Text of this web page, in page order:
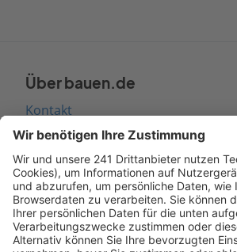
Über bauen.de
Kontakt
Seitenaufbau
Barrierefreiheit
Cookie Einstellungen
Rechtliches